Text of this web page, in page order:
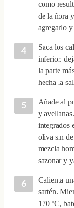
como
de la ñora
agregarlo y
Saca los
inferior,
la parte
hecha la
Añade al
y
integrados
oliva sin
mezcla
sazonar y
Calienta
sartén.
170 ºC,